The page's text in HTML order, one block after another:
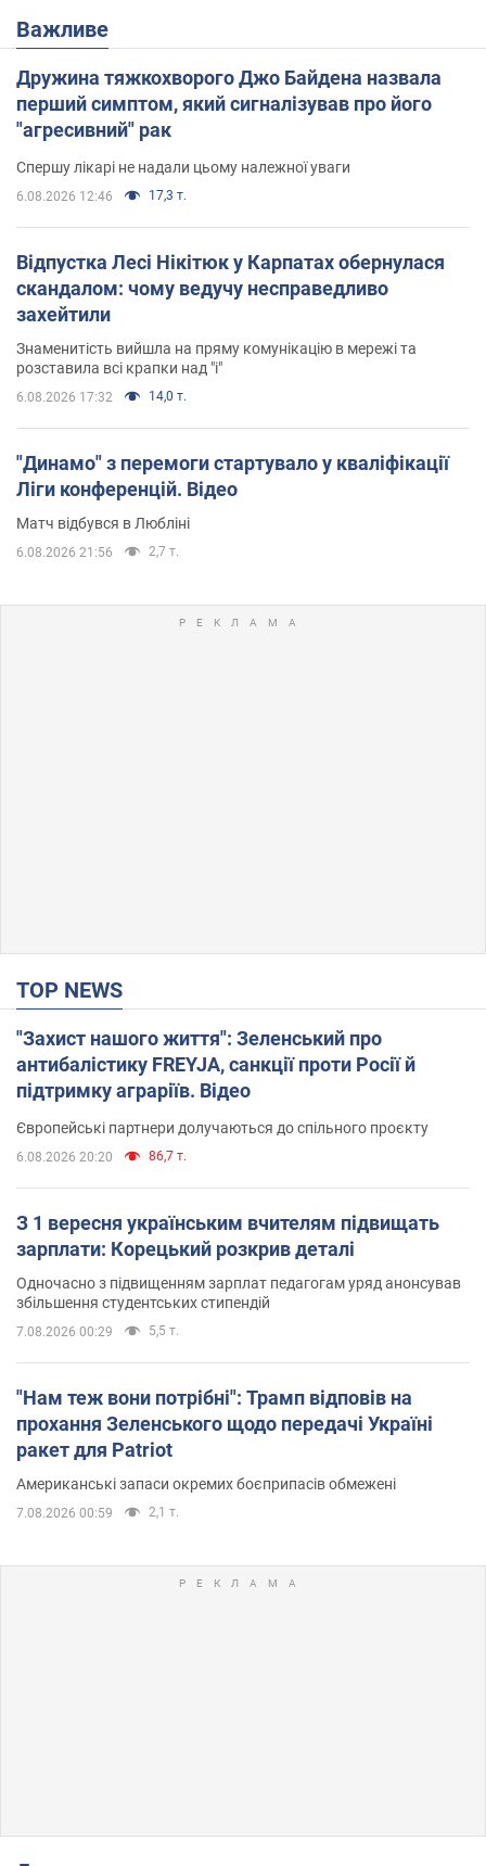
Важливе
Дружина тяжкохворого Джо Байдена назвала
перший симптом, який сигналізував про його
"агресивний" рак
Спершу лікарі не надали цьому належної уваги
6.08.2026 12:46 17,3 т.
Відпустка Лесі Нікітюк у Карпатах обернулася
скандалом: чому ведучу несправедливо
захейтили
Знаменитість вийшла на пряму комунікацію в мережі та
розставила всі крапки над "і"
6.08.2026 17:32 14,0 т.
"Динамо" з перемоги стартувало у кваліфікації
Ліги конференцій. Відео
Матч відбувся в Любліні
6.08.2026 21:56 2,7 т.
TOP NEWS
"Захист нашого життя": Зеленський про
антибалістику FREYJA, санкції проти Росії й
підтримку аграріїв. Відео
Європейські партнери долучаються до спільного проєкту
6.08.2026 20:20 86,7 т.
З 1 вересня українським вчителям підвищать
зарплати: Корецький розкрив деталі
Одночасно з підвищенням зарплат педагогам уряд анонсував
збільшення студентських стипендій
7.08.2026 00:29 5,5 т.
"Нам теж вони потрібні": Трамп відповів на
прохання Зеленського щодо передачі Україні
ракет для Patriot
Американські запаси окремих боєприпасів обмежені
7.08.2026 00:59 2,1 т.